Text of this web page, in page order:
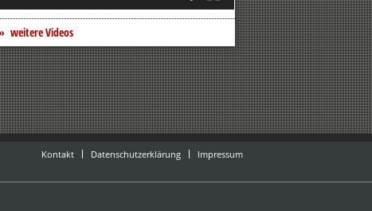
weitere Videos
Kontakt Datenschutzerklärung Impressum